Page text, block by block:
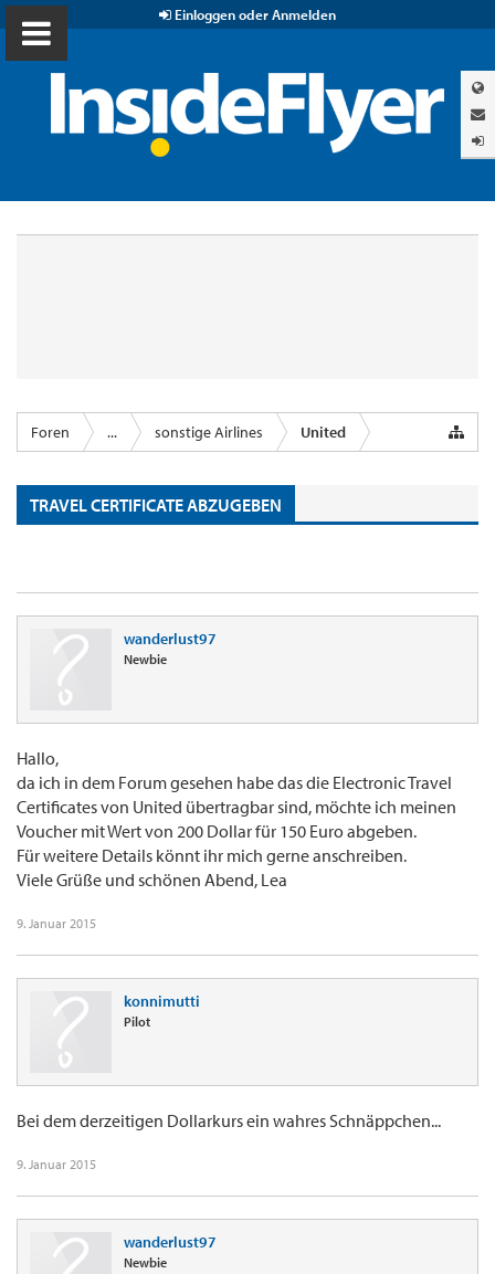
Einloggen oder Anmelden
Foren ... sonstige Airlines United
TRAVEL CERTIFICATE ABZUGEBEN
wanderlust97
Newbie
Hallo,
da ich in dem Forum gesehen habe das die Electronic Travel
Certificates von United übertragbar sind, möchte ich meinen
Voucher mit Wert von 200 Dollar für 150 Euro abgeben.
Für weitere Details könnt ihr mich gerne anschreiben.
Viele Grüße und schönen Abend, Lea
9. Januar 2015
konnimutti
Pilot
Bei dem derzeitigen Dollarkurs ein wahres Schnäppchen...
9. Januar 2015
wanderlust97
Newbie